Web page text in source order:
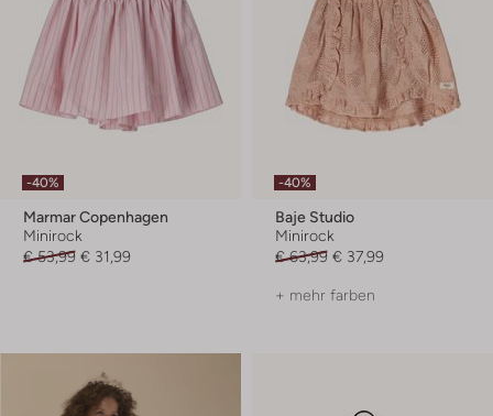
-40%
Marmar Copenhagen
Minirock
€ 53,99 € 31,99
-40%
Baje Studio
Minirock
€ 63,99 € 37,99
+ mehr farben